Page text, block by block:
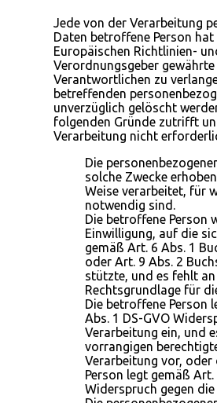
Jede von der Verarbeitung
Daten betroffene Person
Europäischen Richtlinien-
Verordnungsgeber
Verantwortlichen zu
betreffenden
unverzüglich gelöscht
folgenden Gründe zutrifft
Verarbeitung nicht
Die
solche Zwecke
Weise verarbeitet, für
notwendig sind.
Die betroffene Person
Einwilligung, auf die
gemäß Art. 6 Abs. 1
oder Art. 9 Abs. 2
stützte, und es fehlt
Rechtsgrundlage für
Die betroffene Person
Abs. 1 DS-GVO
Verarbeitung ein, und
vorrangigen
Verarbeitung vor,
Person legt gemäß Art.
Widerspruch gegen